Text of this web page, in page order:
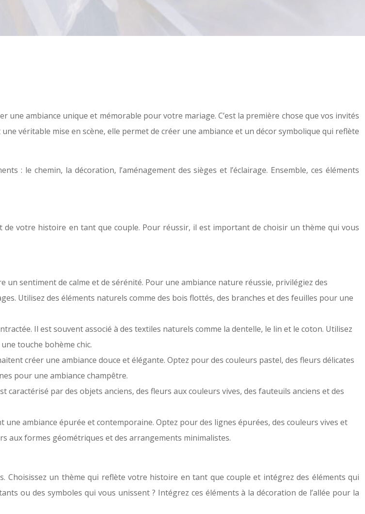
une ambiance unique et mémorable pour votre mariage. C’est la première chose que vos invités
véritable mise en scène, elle permet de créer une ambiance et un décor symbolique qui reflète
: le chemin, la décoration, l’aménagement des sièges et l’éclairage. Ensemble, ces éléments
votre histoire en tant que couple. Pour réussir, il est important de choisir un thème qui vous
un sentiment de calme et de sérénité. Pour une ambiance nature réussie, privilégiez des
Utilisez des éléments naturels comme des bois flottés, des branches et des feuilles pour une
Il est souvent associé à des textiles naturels comme la dentelle, le lin et le coton. Utilisez
touche bohème chic.
créer une ambiance douce et élégante. Optez pour des couleurs pastel, des fleurs délicates
pour une ambiance champêtre.
par des objets anciens, des fleurs aux couleurs vives, des fauteuils anciens et des
ambiance épurée et contemporaine. Optez pour des lignes épurées, des couleurs vives et
aux formes géométriques et des arrangements minimalistes.
Choisissez un thème qui reflète votre histoire en tant que couple et intégrez des éléments qui
ou des symboles qui vous unissent ? Intégrez ces éléments à la décoration de l’allée pour la